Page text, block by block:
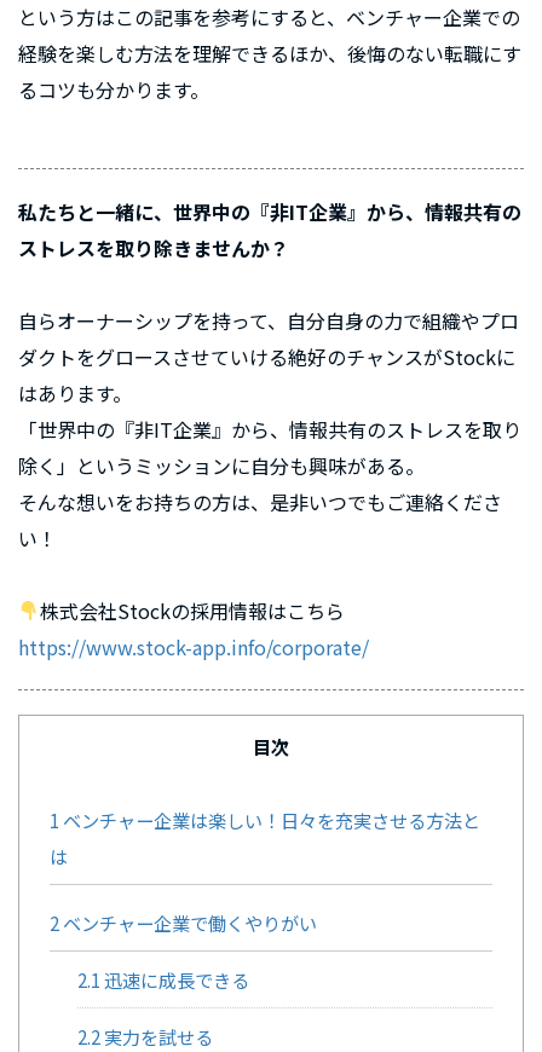
という方はこの記事を参考にすると、ベンチャー企業での
経験を楽しむ方法を理解できるほか、後悔のない転職にす
るコツも分かります。
私たちと一緒に、世界中の『非IT企業』から、情報共有の
ストレスを取り除きませんか？
自らオーナーシップを持って、自分自身の力で組織やプロ
ダクトをグロースさせていける絶好のチャンスがStockに
はあります。
「世界中の『非IT企業』から、情報共有のストレスを取り
除く」というミッションに自分も興味がある。
そんな想いをお持ちの方は、是非いつでもご連絡くださ
い！
株式会社Stockの採用情報はこちら
https://www.stock-app.info/corporate/
目次
1 ベンチャー企業は楽しい！日々を充実させる方法と
は
2ベンチャー企業で働くやりがい
2.1迅速に成長できる
2.2実力を試せる